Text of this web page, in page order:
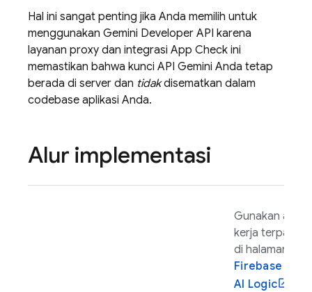
Hal ini sangat penting jika Anda memilih untuk
menggunakan Gemini Developer API karena
layanan proxy dan integrasi App Check ini
memastikan bahwa kunci API Gemini Anda tetap
berada di server dan tidakdisematkan dalam
codebase aplikasi Anda.
Alur implementasi
Gunakan alur
kerja terpandu
di halaman
Firebase
AI Logic